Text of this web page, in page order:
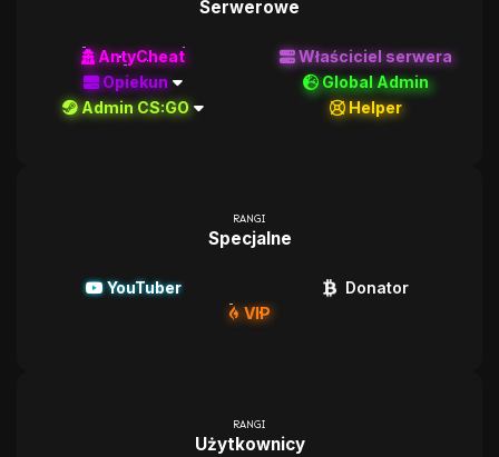
Serwerowe
AntyCheat
Właściciel serwera
Opiekun
Global Admin
Admin CS:GO
Helper
RANGI
Specjalne
YouTuber
Donator
VIP
RANGI
Użytkownicy